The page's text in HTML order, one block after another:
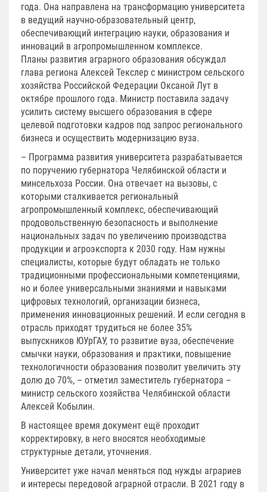
года. Она направлена на трансформацию университета
в ведущий научно-образовательный центр,
обеспечивающий интеграцию науки, образования и
инноваций в агропромышленном комплексе.
Планы развития аграрного образования обсуждал
глава региона Алексей Текслер с министром сельского
хозяйства Российской Федерации Оксаной Лут в
октябре прошлого года. Министр поставила задачу
усилить систему высшего образования в сфере
целевой подготовки кадров под запрос регионального
бизнеса и осуществить модернизацию вуза.
– Программа развития университета разрабатывается
по поручению губернатора Челябинской области и
минсельхоза России. Она отвечает на вызовы, с
которыми сталкивается региональный
агропромышленный комплекс, обеспечивающий
продовольственную безопасность и выполнение
национальных задач по увеличению производства
продукции и агроэкспорта к 2030 году. Нам нужны
специалисты, которые будут обладать не только
традиционными профессиональными компетенциями,
но и более универсальными знаниями и навыками
цифровых технологий, организации бизнеса,
применения инновационных решений. И если сегодня в
отрасль приходят трудиться не более 35%
выпускников ЮУрГАУ, то развитие вуза, обеспечение
смычки науки, образования и практики, повышение
технологичности образования позволит увеличить эту
долю до 70%, – отметил заместитель губернатора –
министр сельского хозяйства Челябинской области
Алексей Кобылин.
В настоящее время документ ещё проходит
корректировку, в него вносятся необходимые
структурные детали, уточнения.
Университет уже начал меняться под нужды аграриев
и интересы передовой аграрной отрасли. В 2021 году в